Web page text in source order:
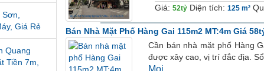
Giá Rẻ
Quang
Tiền 7m,
Giá: 52tỷ Diện tích: 125 m²
Bán Nhà Mặt Phố Hàng Gai 115m2 MT:4m Giá
Cần bán nhà mặt phố Hàng
được xây cao, vị trí đắc địa.
Mọi...